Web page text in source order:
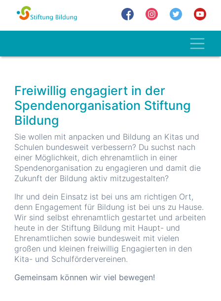
Freiwillig engagiert in der
Spendenorganisation Stiftung
Bildung
Sie wollen mit anpacken und Bildung an Kitas und
Schulen bundesweit verbessern? Du suchst nach
einer Möglichkeit, dich ehrenamtlich in einer
Spendenorganisation zu engagieren und damit die
Zukunft der Bildung aktiv mitzugestalten?
Ihr und dein Einsatz ist bei uns am richtigen Ort,
denn Engagement für Bildung ist bei uns zu Hause.
Wir sind selbst ehrenamtlich gestartet und arbeiten
heute in der Stiftung Bildung mit Haupt- und
Ehrenamtlichen sowie bundesweit mit vielen
großen und kleinen freiwillig Engagierten in den
Kita- und Schulfördervereinen.
Gemeinsam können wir viel bewegen!